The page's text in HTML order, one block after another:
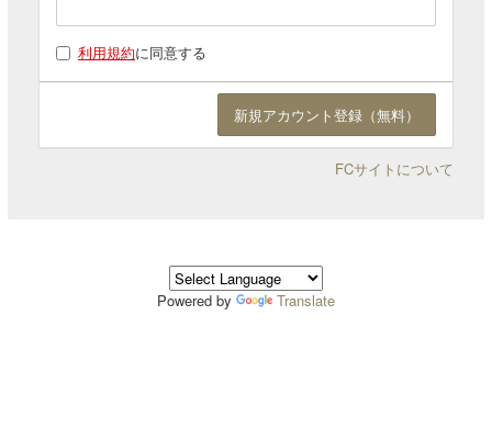
利用規約に同意する
FCサイトについて
Powered by Translate